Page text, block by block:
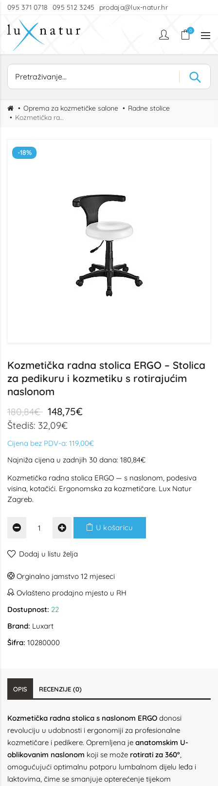
095 371 0718 095 512 3245 prodaja@lux-natur.hr
0
Oprema za kozmetičke salone
Radne stolice
Kozmetička radna stolica s naslonom ERGO
-18%
Kozmetička radna stolica ERGO – Stolica
za pedikuru i kozmetiku s rotirajućim
naslonom
180,84€ 148,75€
Štediš: 32,09€
Cijena bez PDV-a: 119,00€
Najniža cijena u zadnjih 30 dana: 180,84€
Kozmetička radna stolica ERGO — s naslonom, podesiva
visina, kotačići. Ergonomska za kozmetičare. Lux Natur
Zagreb.
U košaricu
Dodaj u listu želja
Orginalno jamstvo 12 mjeseci
Ovlašteno prodajno mjesto u RH
Dostupnost: 22
Brand: Luxart
Šifra: 10280000
OPIS RECENZIJE (0)
Kozmetička radna stolica s naslonom ERGO donosi
revoluciju u udobnosti i ergonomiji za profesionalne
kozmetičare i pedikere. Opremljena je anatomskim U-
oblikovanim naslonom koji se može rotirati za 360°,
omogućujući optimalnu potporu lumbalnom dijelu leđa i
laktovima, čime se smanjuje opterećenje tijekom